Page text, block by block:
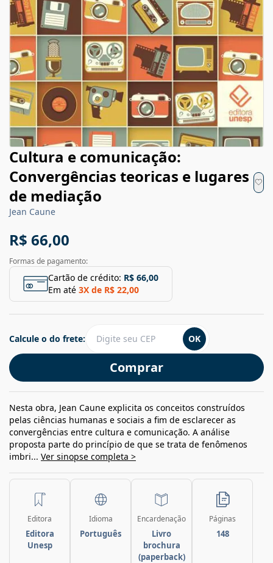
Cultura e comunicação:
Convergências teoricas e lugares
de mediação
Jean Caune
R$ 66,00
Formas de pagamento:
Cartão de crédito: R$ 66,00
Em até 3X de R$ 22,00
Comprar
Calcule o do frete: OK
Nesta obra, Jean Caune explicita os conceitos construídos
pelas ciências humanas e sociais a fim de esclarecer as
convergências entre cultura e comunicação. A análise
proposta parte do princípio de que se trata de fenômenos
imbri... Ver sinopse completa >
Editora
Editora
Unesp
Idioma
Português
Encardenação
Livro
brochura
(paperback)
Páginas
148